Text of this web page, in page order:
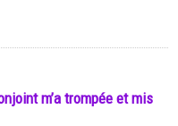
m’a trompée et mis